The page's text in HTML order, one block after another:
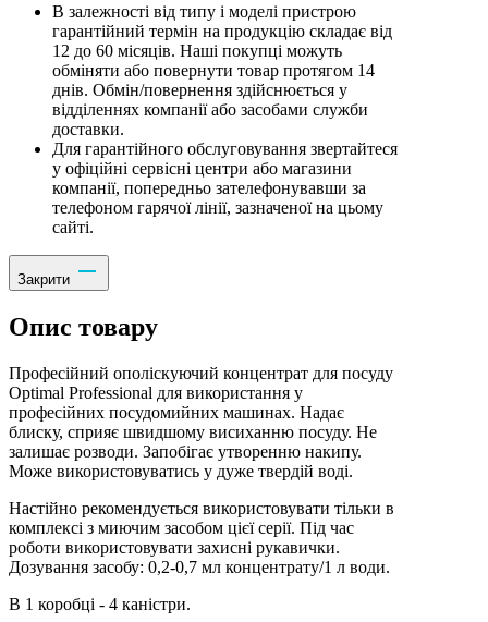
В залежності від типу і моделі пристрою
гарантійний термін на продукцію складає від
12 до 60 місяців. Наші покупці можуть
обміняти або повернути товар протягом 14
днів. Обмін/повернення здійснюється у
відділеннях компанії або засобами служби
доставки.
Для гарантійного обслуговування звертайтеся
у офіційні сервісні центри або магазини
компанії, попередньо зателефонувавши за
телефоном гарячої лінії, зазначеної на цьому
сайті.
Закрити
Опис товару
Професійний ополіскуючий концентрат для посуду
Optimal Professional для використання у
професійних посудомийних машинах. Надає
блиску, сприяє швидшому висиханню посуду. Не
залишає розводи. Запобігає утворенню накипу.
Може використовуватись у дуже твердій воді.
Настійно рекомендується використовувати тільки в
комплексі з миючим засобом цієї серії. Під час
роботи використовувати захисні рукавички.
Дозування засобу: 0,2-0,7 мл концентрату/1 л води.
В 1 коробці - 4 каністри.